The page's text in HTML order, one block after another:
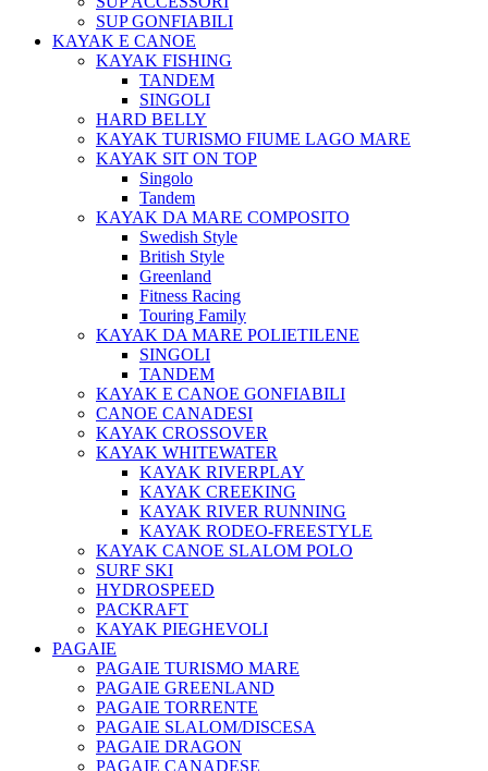
SUP GONFIABILI
KAYAK E CANOE
KAYAK FISHING
TANDEM
SINGOLI
HARD BELLY
KAYAK TURISMO FIUME LAGO MARE
KAYAK SIT ON TOP
Singolo
Tandem
KAYAK DA MARE COMPOSITO
Swedish Style
British Style
Greenland
Fitness Racing
Touring Family
KAYAK DA MARE POLIETILENE
SINGOLI
TANDEM
KAYAK E CANOE GONFIABILI
CANOE CANADESI
KAYAK CROSSOVER
KAYAK WHITEWATER
KAYAK RIVERPLAY
KAYAK CREEKING
KAYAK RIVER RUNNING
KAYAK RODEO-FREESTYLE
KAYAK CANOE SLALOM POLO
SURF SKI
HYDROSPEED
PACKRAFT
KAYAK PIEGHEVOLI
PAGAIE
PAGAIE TURISMO MARE
PAGAIE GREENLAND
PAGAIE TORRENTE
PAGAIE SLALOM/DISCESA
PAGAIE DRAGON
PAGAIE CANADESE